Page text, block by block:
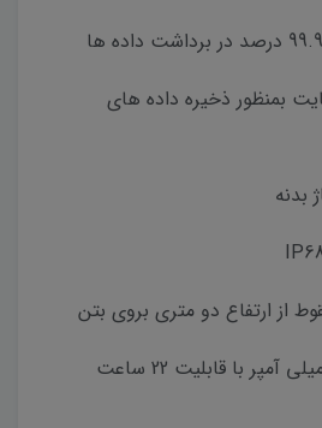
8 گیگابایت بمنظور ذخیره داده های
بدنه
از ارتفاع دو متری بروی بتن
باتری هوشمند 13600 میلی آمپر با قابلیت 22 ساعت